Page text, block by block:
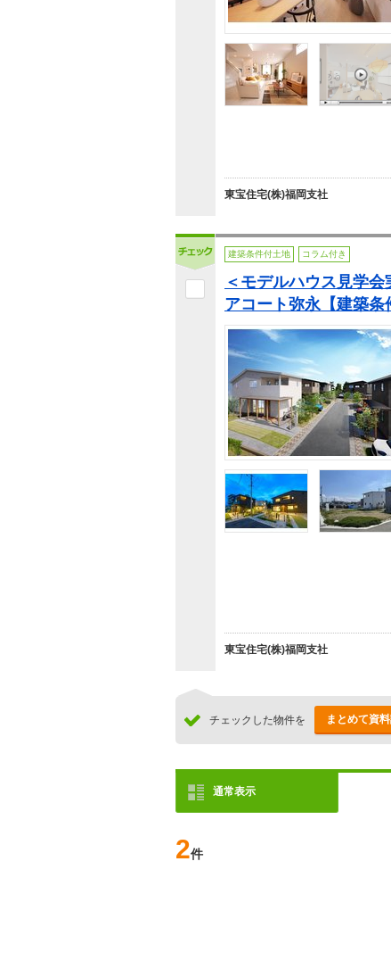
東宝住宅(株)福岡支社
建築条件付土地 コラム付き
＜モデルハウス見学
アコート弥永【建築条
東宝住宅(株)福岡支社
チェックした物件を まとめて資
通常表示
2件